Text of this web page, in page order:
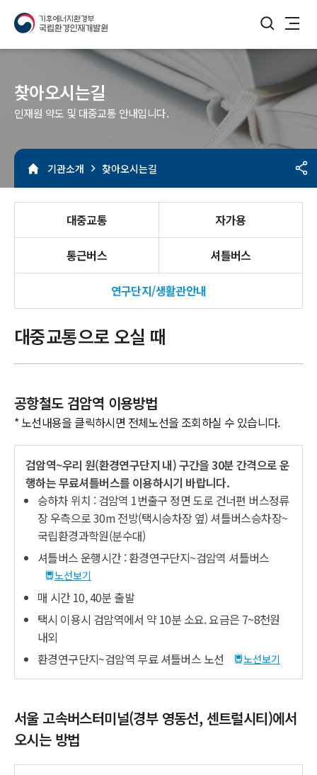
검색버튼 메뉴열기
찾아오시는길
인재원 약도 및 대중교통 안내입니다.
기관소개 찾아오시는길
대중교통
선택됨
선택됨 자가용
통근버스 셔틀버스
연구단지/생활관안내
대중교통으로 오실 때
공항철도 검암역 이용방법
* 노선내용을 클릭하시면 전체노선을 조회하실 수 있습니다.
검암역~우리 원(환경연구단지 내) 구간을 30분 간격으로 운
행하는 무료셔틀버스를 이용하시기 바랍니다.
승하차 위치 : 검암역 1번출구 정면 도로 건너편 버스정류
장 우측으로 30m 전방(택시승차장 옆) 셔틀버스승차장~
국립환경과학원(분수대)
셔틀버스 운행시간 : 환경연구단지~검암역 셔틀버스
노선보기
매 시간 10, 40분 출발
택시 이용시 검암역에서 약 10분 소요. 요금은 7~8천원
내외
환경연구단지~검암역 무료 셔틀버스 노선
노선보기
서울 고속버스터미널(경부 영동선, 센트럴시티)에서
오시는 방법